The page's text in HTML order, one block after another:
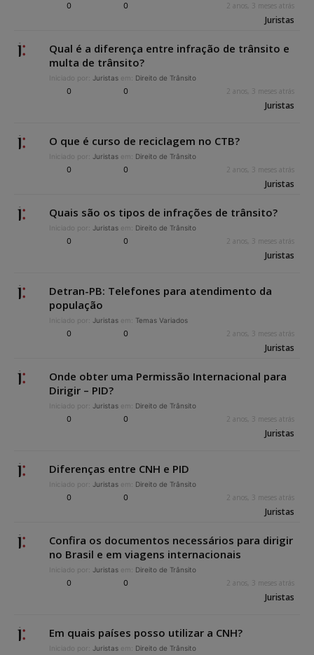
0 0 2 anos, 3 meses atrás
Juristas
Qual é a diferença entre infração de trânsito e
multa de trânsito?
Iniciado por: Juristas em: Direito de Trânsito
0 0 2 anos, 3 meses atrás
Juristas
O que é curso de reciclagem no CTB?
Iniciado por: Juristas em: Direito de Trânsito
0 0 2 anos, 3 meses atrás
Juristas
Quais são os tipos de infrações de trânsito?
Iniciado por: Juristas em: Direito de Trânsito
0 0 2 anos, 3 meses atrás
Juristas
Detran-PB: Telefones para atendimento da
população
Iniciado por: Juristas em: Temas Variados
0 0 2 anos, 3 meses atrás
Juristas
Onde obter uma Permissão Internacional para
Dirigir – PID?
Iniciado por: Juristas em: Direito de Trânsito
0 0 2 anos, 3 meses atrás
Juristas
Diferenças entre CNH e PID
Iniciado por: Juristas em: Direito de Trânsito
0 0 2 anos, 3 meses atrás
Juristas
Confira os documentos necessários para dirigir
no Brasil e em viagens internacionais
Iniciado por: Juristas em: Direito de Trânsito
0 0 2 anos, 3 meses atrás
Juristas
Em quais países posso utilizar a CNH?
Iniciado por: Juristas em: Direito de Trânsito